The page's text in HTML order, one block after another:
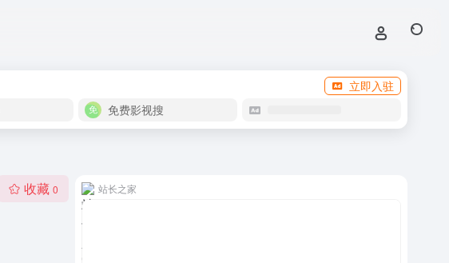
立即入驻
免费影视搜
收藏 0 站长之家